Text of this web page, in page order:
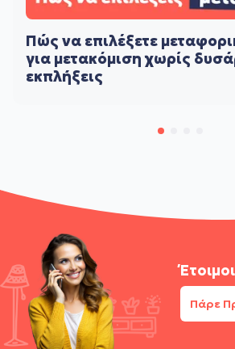
Πώς να επιλέξετε
για μετακόμιση χωρίς
εκπλήξεις
Πάρε